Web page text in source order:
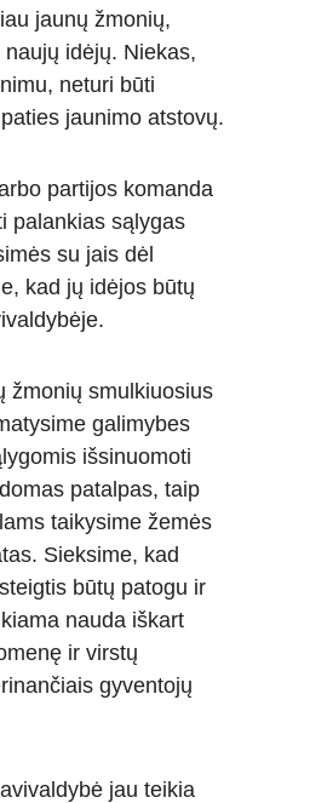
jaunų žmonių,
idėjų. Niekas,
neturi būti
jaunimo atstovų.
partijos komanda
palankias sąlygas
su jais dėl
kad jų idėjos būtų
žmonių smulkiuosius
galimybes
išsinuomoti
patalpas, taip
taikysime žemės
Sieksime, kad
būtų patogu ir
nauda iškart
ir virstų
gyventojų
jau teikia